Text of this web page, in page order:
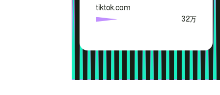
tiktok.com
32万